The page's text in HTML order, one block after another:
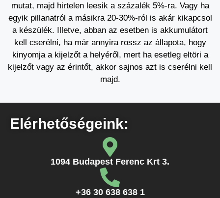
mutat, majd hirtelen leesik a százalék 5%-ra. Vagy ha
egyik pillanatról a másikra 20-30%-ról is akár kikapcsol
a készülék. Illetve, abban az esetben is akkumulátort
kell cserélni, ha már annyira rossz az állapota, hogy
kinyomja a kijelzőt a helyéről, mert ha esetleg eltöri a
kijelzőt vagy az érintőt, akkor sajnos azt is cserélni kell
majd.
Elérhetőségeink:
1094 Budapest Ferenc Krt 3.
+36 30 638 638 1